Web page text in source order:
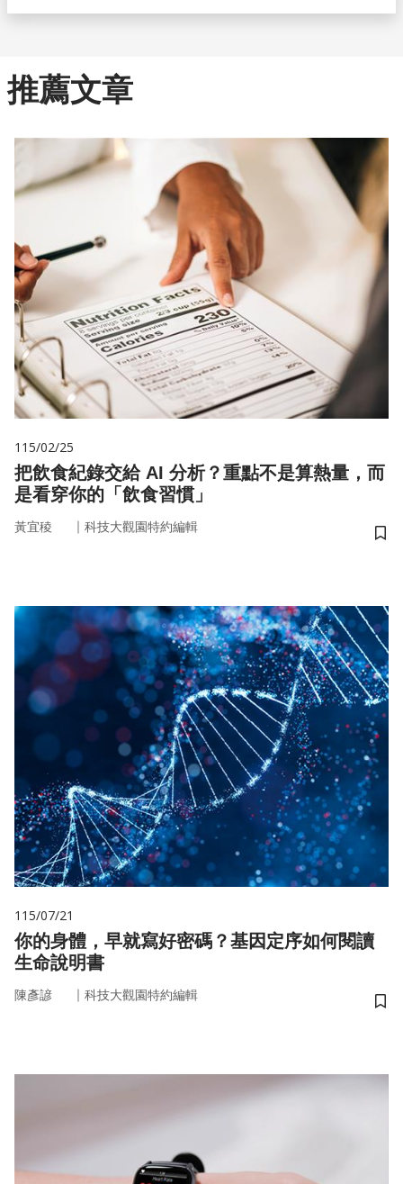
推薦文章
115/02/25
把飲食紀錄交給 AI 分析？重點不是算熱量，而
是看穿你的「飲食習慣」
黃宜稜 ｜ 科技大觀園特約編輯
儲
115/07/21
你的身體，早就寫好密碼？基因定序如何閱讀
生命說明書
陳彥諺 ｜ 科技大觀園特約編輯
儲